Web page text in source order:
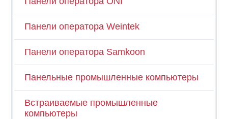
Панели оператора Weintek
Панели оператора Samkoon
Панельные промышленные компьютеры
Встраиваемые промышленные
компьютеры